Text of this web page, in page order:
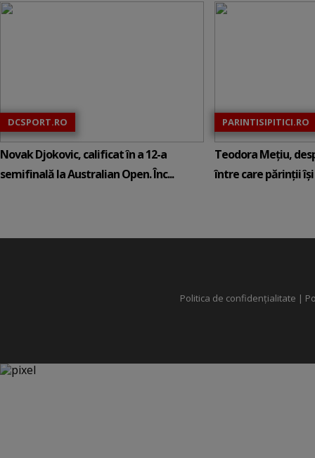
DCSPORT.RO
Novak Djokovic, calificat în a 12-a
semifinală la Australian Open. Înc...
PARINTISIPITICI.RO
Teodora Mețiu,
între care părinții își
Politica de confidențialitate |